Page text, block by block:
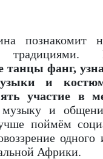
познакомит
танцы фанг,
и
участие в
и
поймём
Африки.